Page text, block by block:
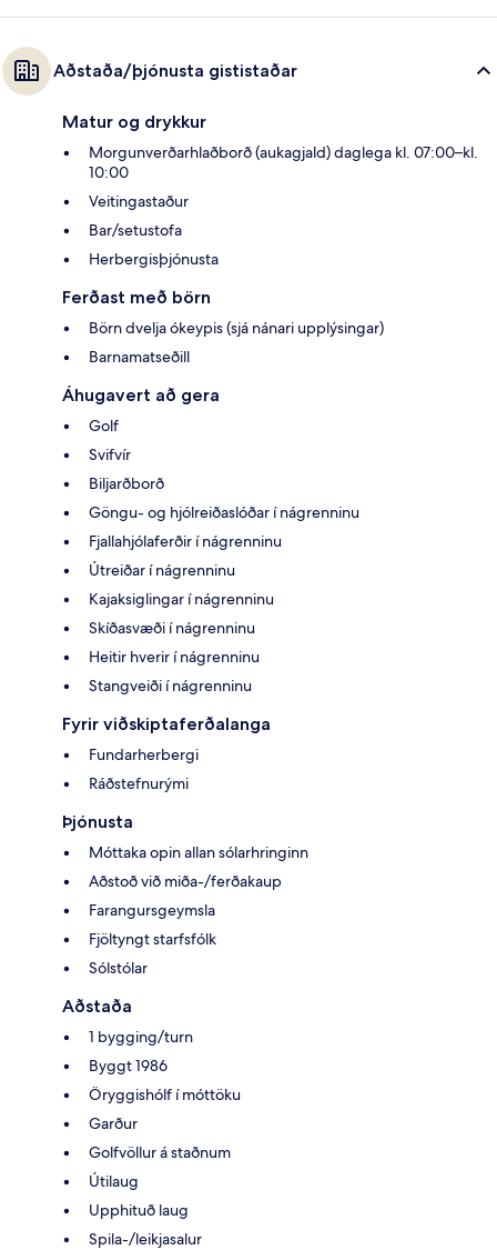
Aðstaða/þjónusta gististaðar
Matur og drykkur
Morgunverðarhlaðborð (aukagjald) daglega kl. 07:00–kl.
10:00
Veitingastaður
Bar/setustofa
Herbergisþjónusta
Ferðast með börn
Börn dvelja ókeypis (sjá nánari upplýsingar)
Barnamatseðill
Áhugavert að gera
Golf
Svifvír
Biljarðborð
Göngu- og hjólreiðaslóðar í nágrenninu
Fjallahjólaferðir í nágrenninu
Útreiðar í nágrenninu
Kajaksiglingar í nágrenninu
Skíðasvæði í nágrenninu
Heitir hverir í nágrenninu
Stangveiði í nágrenninu
Fyrir viðskiptaferðalanga
Fundarherbergi
Ráðstefnurými
Þjónusta
Móttaka opin allan sólarhringinn
Aðstoð við miða-/ferðakaup
Farangursgeymsla
Fjöltyngt starfsfólk
Sólstólar
Aðstaða
1 bygging/turn
Byggt 1986
Öryggishólf í móttöku
Garður
Golfvöllur á staðnum
Útilaug
Upphituð laug
Spila-/leikjasalur